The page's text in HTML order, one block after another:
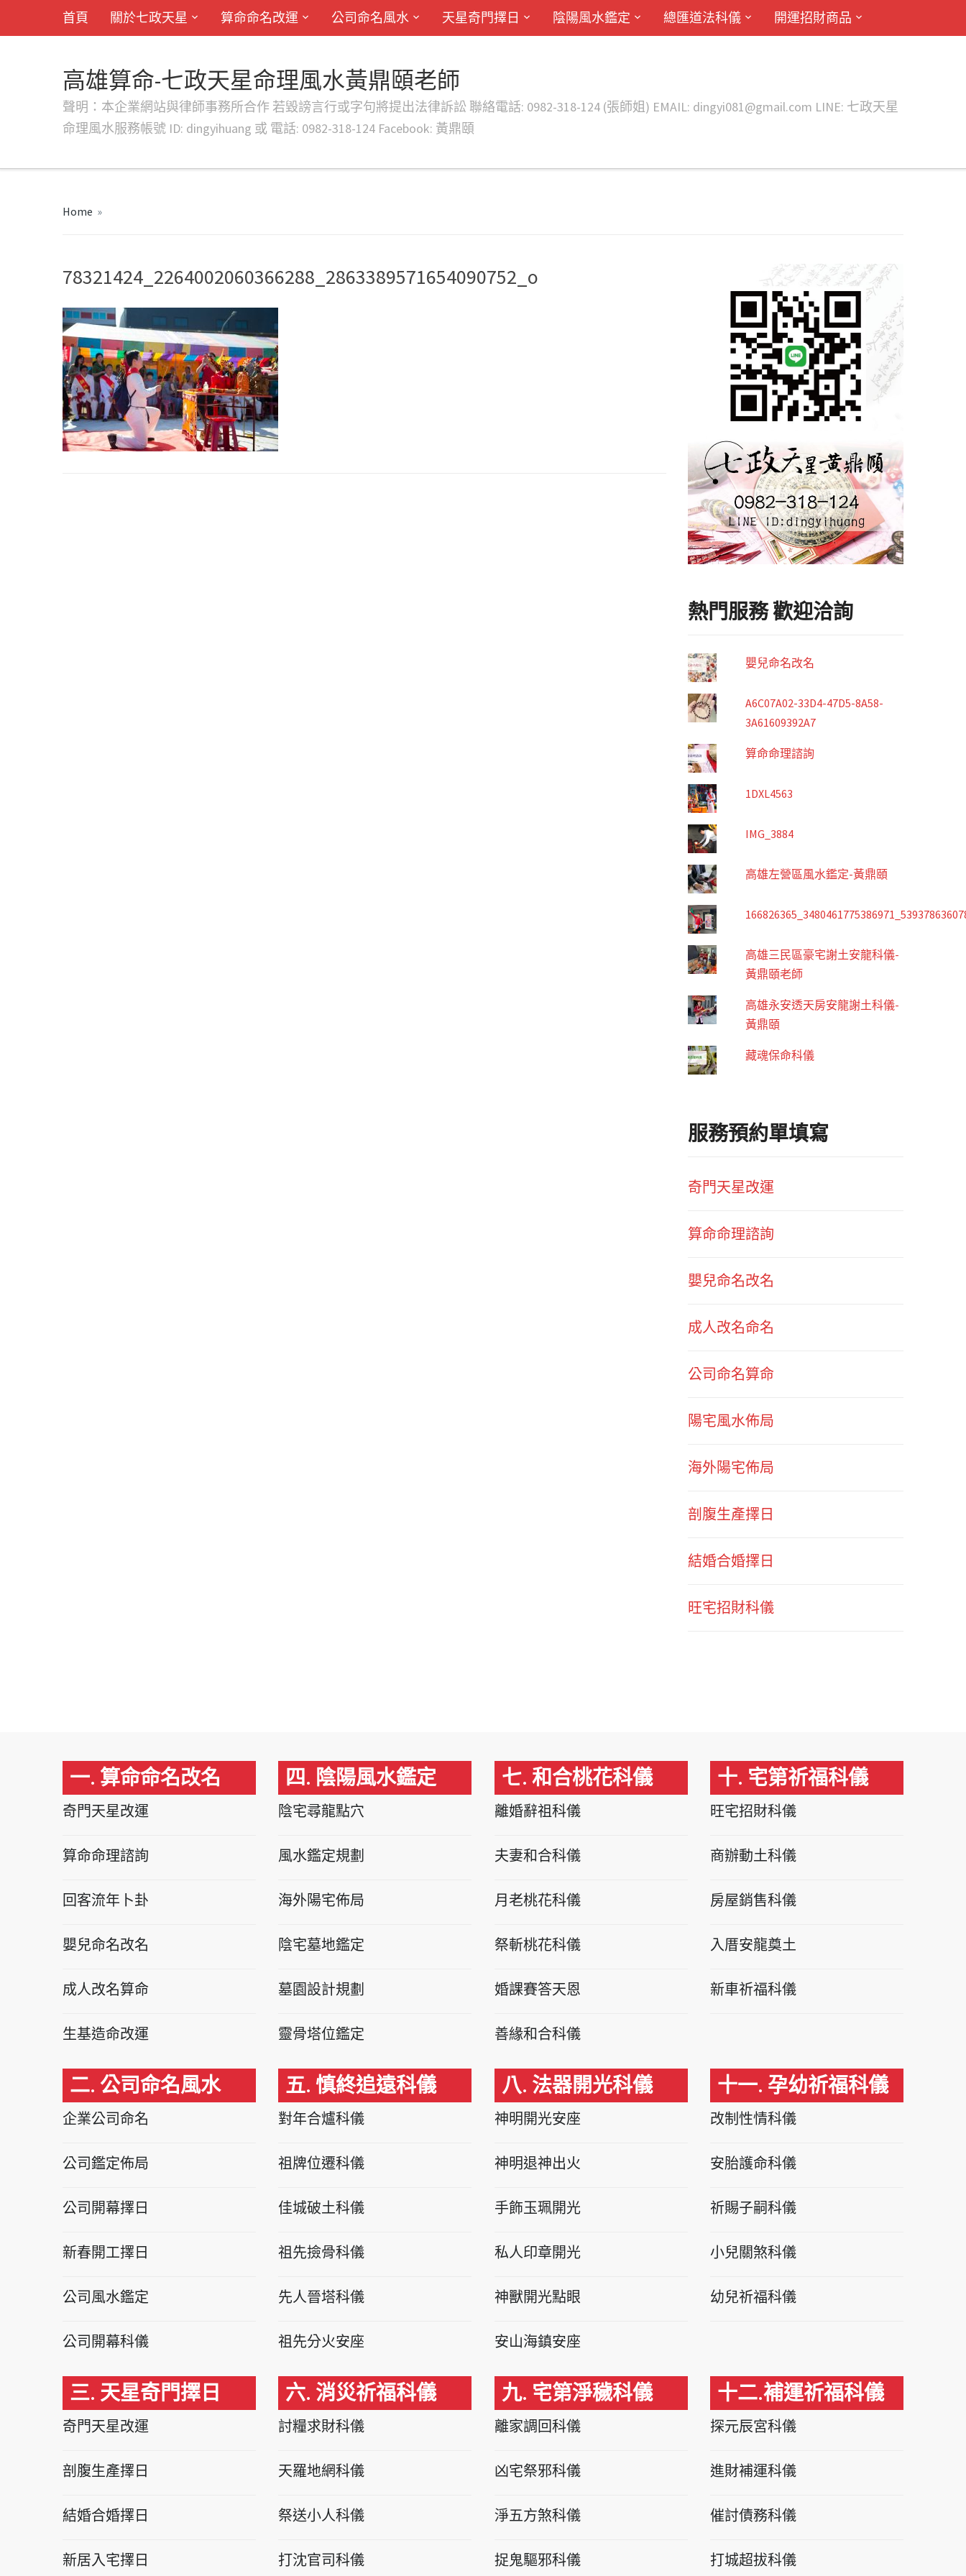
首頁 關於七政天星 算命命名改運 公司命名風水 天星奇門擇日 陰陽風水鑑定 總匯道法科儀 開運招財商品
高雄算命-七政天星命理風水黃鼎頤老師
聲明：本企業網站與律師事務所合作 若毀謗言行或字句將提出法律訴訟 聯絡電話: 0982-318-124 (張師姐) EMAIL: dingyi081@gmail.com LINE: 七政天星
命理風水服務帳號 ID: dingyihuang 或 電話: 0982-318-124 Facebook: 黃鼎頤
Home »
78321424_2264002060366288_2863389571654090752_o
熱門服務 歡迎洽詢
嬰兒命名改名
A6C07A02-33D4-47D5-8A58-
3A61609392A7
算命命理諮詢
1DXL4563
IMG_3884
高雄左營區風水鑑定-黃鼎頤
高雄三民區豪宅謝土安龍科儀-
黃鼎頤老師
高雄永安透天房安龍謝土科儀-
黃鼎頤
藏魂保命科儀
服務預約單填寫
奇門天星改運
算命命理諮詢
嬰兒命名改名
成人改名命名
公司命名算命
陽宅風水佈局
海外陽宅佈局
剖腹生產擇日
結婚合婚擇日
旺宅招財科儀
一. 算命命名改名
奇門天星改運
算命命理諮詢
回客流年卜卦
嬰兒命名改名
成人改名算命
生基造命改運
二. 公司命名風水
企業公司命名
公司鑑定佈局
公司開幕擇日
新春開工擇日
公司風水鑑定
公司開幕科儀
三. 天星奇門擇日
奇門天星改運
剖腹生產擇日
結婚合婚擇日
新居入宅擇日
四. 陰陽風水鑑定
陰宅尋龍點穴
風水鑑定規劃
海外陽宅佈局
陰宅墓地鑑定
墓園設計規劃
靈骨塔位鑑定
五. 慎終追遠科儀
對年合爐科儀
祖牌位遷科儀
佳城破土科儀
祖先撿骨科儀
先人晉塔科儀
祖先分火安座
六. 消災祈福科儀
討糧求財科儀
天羅地網科儀
祭送小人科儀
打沈官司科儀
七. 和合桃花科儀
離婚辭祖科儀
夫妻和合科儀
月老桃花科儀
祭斬桃花科儀
婚課賽答天恩
善緣和合科儀
八. 法器開光科儀
神明開光安座
神明退神出火
手飾玉珮開光
私人印章開光
神獸開光點眼
安山海鎮安座
九. 宅第淨穢科儀
離家調回科儀
凶宅祭邪科儀
淨五方煞科儀
捉鬼驅邪科儀
十. 宅第祈福科儀
旺宅招財科儀
商辦動土科儀
房屋銷售科儀
入厝安龍奠土
新車祈福科儀
十一. 孕幼祈福科儀
改制性情科儀
安胎護命科儀
祈賜子嗣科儀
小兒關煞科儀
幼兒祈福科儀
十二.補運祈福科儀
探元辰宮科儀
進財補運科儀
催討債務科儀
打城超拔科儀